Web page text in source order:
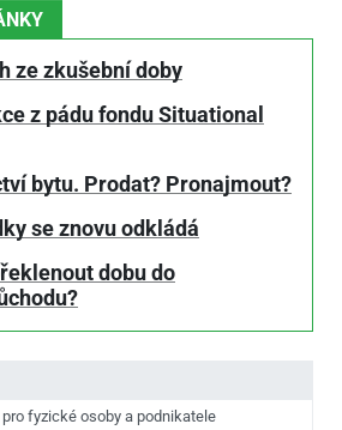
pro fyzické osoby a podnikatele
ze zkušební doby
z pádu fondu Situational
bytu. Prodat? Pronajmout?
se znovu odkládá
dobu do